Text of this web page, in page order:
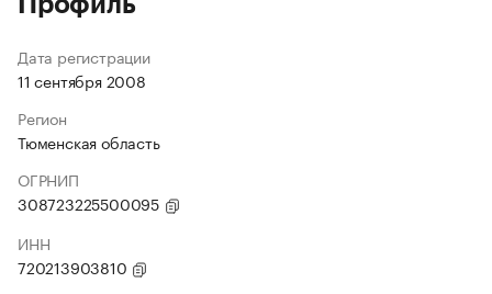
Дата регистрации
11 сентября 2008
Регион
Тюменская область
ОГРНИП
308723225500095
ИНН
720213903810